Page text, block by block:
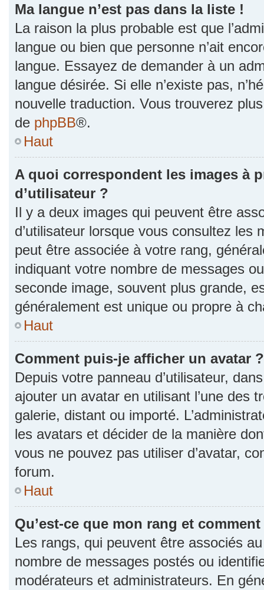
Ma langue n’est pas dans la liste !
La raison la plus probable est que
langue ou bien que personne n’ait
langue. Essayez de demander à un
langue désirée. Si elle n’existe pas,
nouvelle traduction. Vous trouverez
de phpBB®.
Haut
A quoi correspondent les images à
d’utilisateur ?
Il y a deux images qui peuvent être
d’utilisateur lorsque vous consultez les
peut être associée à votre rang,
indiquant votre nombre de messages
seconde image, souvent plus grande,
généralement est unique ou propre à
Haut
Comment puis-je afficher un avatar ?
Depuis votre panneau d’utilisateur,
ajouter un avatar en utilisant l’une des
galerie, distant ou importé.
les avatars et décider de la manière
vous ne pouvez pas utiliser d’avatar,
forum.
Haut
Qu’est-ce que mon rang et
Les rangs, qui peuvent être associés
nombre de messages postés ou
modérateurs et administrateurs. En